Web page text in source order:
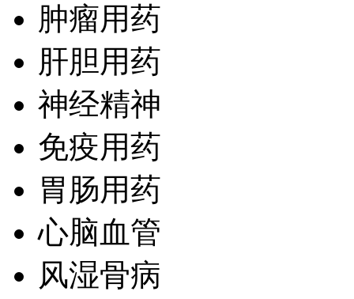
肿瘤用药
肝胆用药
神经精神
免疫用药
胃肠用药
心脑血管
风湿骨病